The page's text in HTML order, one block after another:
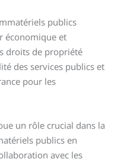
publics
économique et
droits de propriété
des services publics et
pour les
un rôle crucial dans la
publics en
avec les